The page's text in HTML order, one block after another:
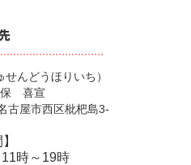
んどうほりいち）
保 喜宣
屋市西区枇杷島3-
時～19時